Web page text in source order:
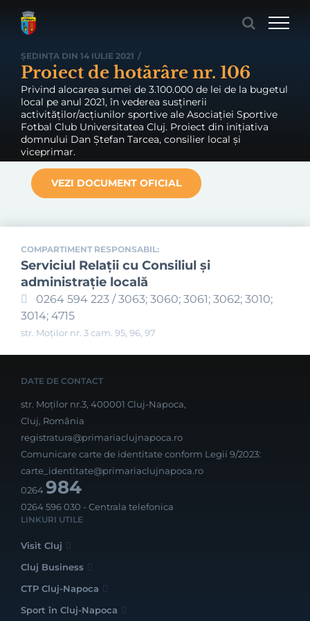
ȘEDINȚA DIN 14 IULIE 2021 /
Proiect de hotărâre nr. 106
Privind alocarea sumei de 3.100.000 de lei de la bugetul
local pe anul 2021, în vederea susținerii
activităților/acțiunilor sportive ale Asociației Sportive
Fotbal Club Universitatea Cluj. Proiect din inițiativa
domnului Dan Ștefan Tarcea, consilier local și
viceprimar.
VEZI DOCUMENT OFICIAL
COMPARTIMENT RESPONSABIL:
Serviciul Relaţii cu Consiliul şi
administraţie locală
0264 594 223 / 3063; 3060; 3061; 3062; 3010;
3014; 4715
str. Moților nr. 3 cam. 95, 96, 97
DATE DE CONTACT
str. Moților nr.3, 400001 Cluj-Napoca,
Cluj, România
registratura@primariaclujnapoca.ro
Comunicare carte de identitate conform Legii 9/2023:
carte_identitate@primariaclujnapoca.ro
0264984
0264 596 030 - Centrala telefonica
LINKURI UTILE
Visit Cluj
Cluj Business
CTP Cluj-Napoca
Sport în Cluj-Napoca